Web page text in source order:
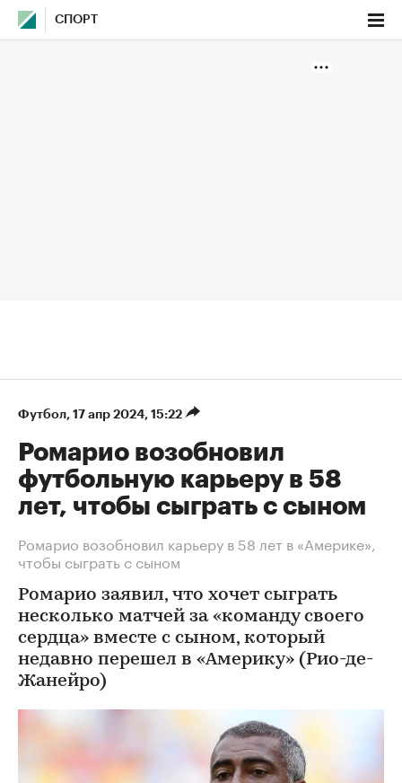
СПОРТ
Футбол⁠, 17 апр 2024, 15:22
Ромарио возобновил
футбольную карьеру в 58
лет, чтобы сыграть с сыном
Ромарио возобновил карьеру в 58 лет в «Америке»,
чтобы сыграть с сыном
Ромарио заявил, что хочет сыграть
несколько матчей за «команду своего
сердца» вместе с сыном, который
недавно перешел в «Америку» (Рио-де-
Жанейро)